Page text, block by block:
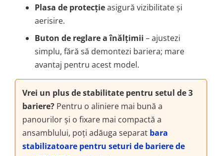
Plasa de protecțieasigură vizibilitate și
aerisire.
Buton de reglare a înălțimii – ajustezi
simplu, fără să demontezi bariera; mare
avantaj pentru acest model.
Vrei un plus de stabilitate pentru setul de 3
bariere? Pentru o aliniere mai bună a
panourilor și o fixare mai compactă a
ansamblului, poți adăuga separat bara
stabilizatoare pentru seturi de bariere de